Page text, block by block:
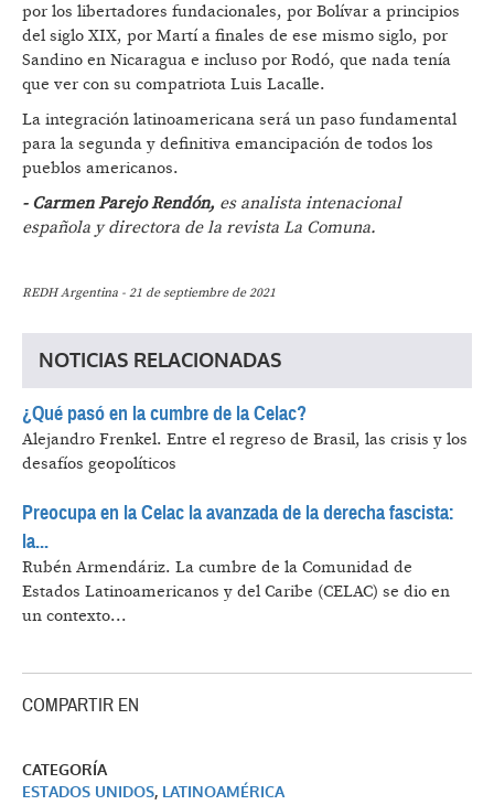
por los libertadores fundacionales, por Bolívar a principios
del siglo XIX, por Martí a finales de ese mismo siglo, por
Sandino en Nicaragua e incluso por Rodó, que nada tenía
que ver con su compatriota Luis Lacalle.
La integración latinoamericana será un paso fundamental
para la segunda y definitiva emancipación de todos los
pueblos americanos.
- Carmen Parejo Rendón, es analista intenacional
española y directora de la revista La Comuna.
REDH Argentina - 21 de septiembre de 2021
NOTICIAS RELACIONADAS
¿Qué pasó en la cumbre de la Celac?
Alejandro Frenkel. Entre el regreso de Brasil, las crisis y los
desafíos geopolíticos
Preocupa en la Celac la avanzada de la derecha fascista:
la...
Rubén Armendáriz. La cumbre de la Comunidad de
Estados Latinoamericanos y del Caribe (CELAC) se dio en
un contexto...
COMPARTIR EN
CATEGORÍA
ESTADOS UNIDOS, LATINOAMÉRICA